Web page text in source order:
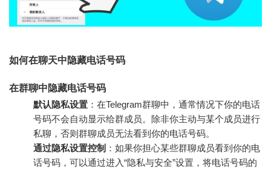
如何在聊天中隐藏电话号码
在群聊中隐藏电话号码
默认隐私设置 ：在Telegram群聊中，通常情况下你的电话
号码不会自动显示给群成员。除非你主动与某个成员进行
私聊，否则群聊成员无法看到你的电话号码。
通过隐私设置控制 ：如果你担心某些群聊成员看到你的电
话号码，可以通过进入“隐私与安全”设置，将电话号码的